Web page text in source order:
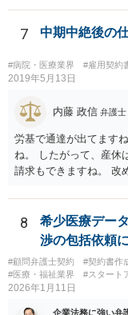
7 中期中絶後の
#病院・医療業界 #雇用契約
2019年5月13日
内藤 政信 弁護士
労基で通達が出てます
ね。 したがって、産休
請求もできますね。 改
8
希少医療デー
渉の包括依頼
#顧問弁護士契約 #契約書作
#医療・福祉業界
#スタート
2026年1月11日
企業法務に強い弁